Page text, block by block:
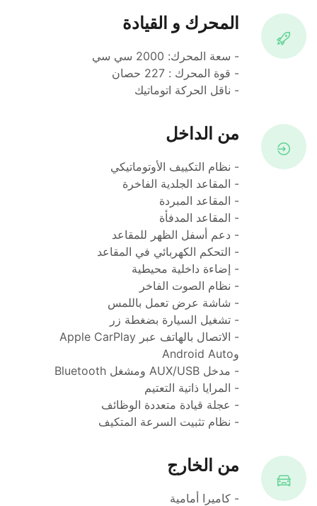
المحرك و القيادة
- سعة المحرك: 2000 سي سي
- قوة المحرك : 227 حصان
- ناقل الحركة اتوماتيك
من الداخل
- نظام التكييف الأوتوماتيكي
- المقاعد الجلدية الفاخرة
- المقاعد المبردة
- المقاعد المدفأة
- دعم أسفل الظهر للمقاعد
- التحكم الكهربائي في المقاعد
- إضاءة داخلية محيطية
- نظام الصوت الفاخر
- شاشة عرض تعمل باللمس
- تشغيل السيارة بضغطة زر
- الاتصال بالهاتف عبر Apple CarPlay
وAndroid Auto
- مدخل AUX/USB ومشغل Bluetooth
- المرايا ذاتية التعتيم
- عجلة قيادة متعددة الوظائف
- نظام تثبيت السرعة المتكيف
من الخارج
- كاميرا أمامية